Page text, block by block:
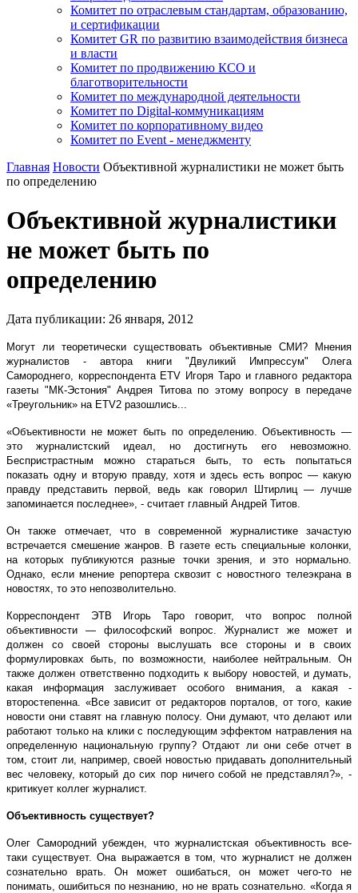
Комитет по отраслевым стандартам, образованию,
и сертификации
Комитет GR по развитию взаимодействия бизнеса
и власти
Комитет по продвижению КСО и
благотворительности
Комитет по международной деятельности
Комитет по Digital-коммуникациям
Комитет по корпоративному видео
Комитет по Event - менеджменту
Главная Новости Объективной журналистики не может быть
по определению
Объективной журналистики
не может быть по
определению
Дата публикации: 26 января, 2012
Могут ли теоретически существовать объективные СМИ? Мнения
журналистов - автора книги "Двуликий Импрессум" Олега
Самороднего, корреспондента ETV Игоря Таро и главного редактора
газеты "МК-Эстония" Андрея Титова по этому вопросу в передаче
«Треугольник» на ETV2 разошлись...
«Объективности не может быть по определению. Объективность —
это журналистcкий идеал, но достигнуть его невозможно.
Беспристрастным можно стараться быть, то есть попытаться
показать одну и вторую правду, хотя и здесь есть вопрос — какую
правду представить первой, ведь как говорил Штирлиц — лучше
запоминается последнее», - считает главный Андрей Титов.
Он также отмечает, что в современной журналистике зачастую
встречается смешение жанров. В газете есть специальные колонки,
на которых публикуются разные точки зрения, и это нормально.
Однако, если мнение репортера сквозит с новостного телеэкрана в
новостях, то это непозволительно.
Корреспондент ЭТВ Игорь Таро говорит, что вопрос полной
объективности — философский вопрос. Журналист же может и
должен со своей стороны выслушать все стороны и в своих
формулировках быть, по возможности, наиболее нейтральным. Он
также должен ответственно подходить к выбору новостей, и думать,
какая информация заслуживает особого внимания, а какая -
второстепенна. «Все зависит от редакторов порталов, от того, какие
новости они ставят на главную полосу. Они думают, что делают или
работают только на клики с последующим эффектом натравления на
определенную национальную группу? Отдают ли они себе отчет в
том, стоит ли, например, своей новостью придавать дополнительный
вес человеку, который до сих пор ничего собой не представлял?», -
критикует коллег журналист.
Объективность существует?
Олег Самородний убежден, что журналистская объективность все-
таки существует. Она выражается в том, что журналист не должен
сознательно врать. Он может ошибаться, он может чего-то не
понимать, ошибиться по незнанию, но не врать сознательно. «Когда я